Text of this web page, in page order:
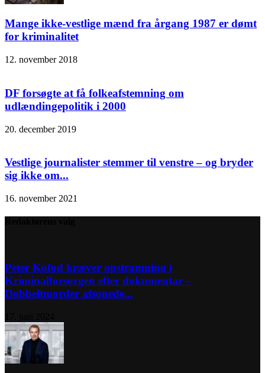
Mange ikke-vestlige mænd fra årgang 1987 er dømt
for kriminalitet
12. november 2018
DF forsøgte at få folkeafstemning om
udlændingepolitik i 2000
20. december 2019
Vestlige journalister stemmer til venstre – og bryder
sig ikke om...
16. november 2021
Peter Kofod kræver opstramning i
Kriminalforsorgen efter dokumentar –
Dobbeltmorder afsonede...